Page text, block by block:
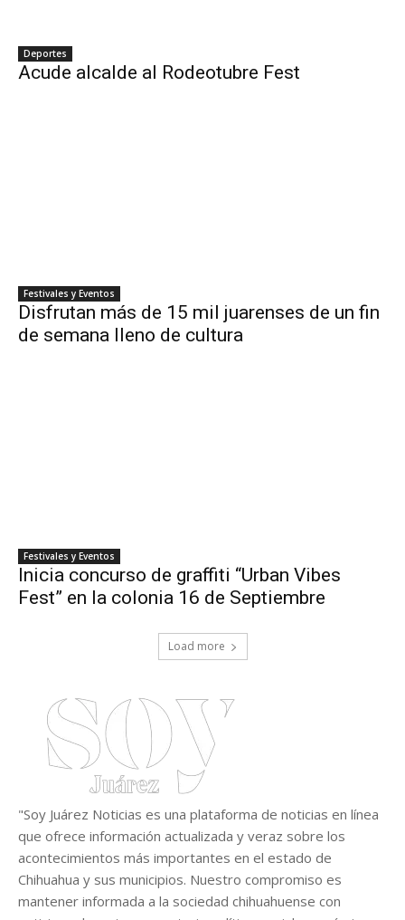
Deportes
Acude alcalde al Rodeotubre Fest
Festivales y Eventos
Disfrutan más de 15 mil juarenses de un fin
de semana lleno de cultura
Festivales y Eventos
Inicia concurso de graffiti “Urban Vibes
Fest” en la colonia 16 de Septiembre
Load more
"Soy Juárez Noticias es una plataforma de noticias en línea
que ofrece información actualizada y veraz sobre los
acontecimientos más importantes en el estado de
Chihuahua y sus municipios. Nuestro compromiso es
mantener informada a la sociedad chihuahuense con